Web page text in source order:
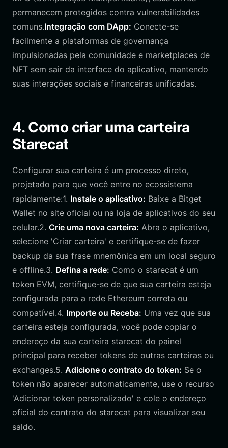
permanecem protegidos contra vulnerabilidades
comuns.Integração com DApp: Conecte-se
facilmente a plataformas de governança
impulsionadas pela comunidade e marketplaces de
NFT sem sair da interface do aplicativo, mantendo
suas interações sociais e financeiras unificadas.
4. Como criar uma carteira
Starecat
Configurar sua carteira é um processo direto,
projetado para que você entre no ecossistema
rapidamente:1. Instale o aplicativo: Baixe a Bitget
Wallet no site oficial ou na loja de aplicativos do seu
celular.2. Crie uma nova carteira: Abra o aplicativo,
selecione 'Criar carteira' e certifique-se de fazer
backup da sua frase mnemônica em um local seguro
e offline.3. Defina a rede: Como o starecat é um
token EVM, certifique-se de que sua carteira esteja
configurada para a rede Ethereum correta ou
compatível.4. Importe ou Receba: Uma vez que sua
carteira esteja configurada, você pode copiar o
endereço da sua carteira starecat do painel
principal para receber tokens de outras carteiras ou
exchanges.5. Adicione o contrato do token: Se o
token não aparecer automaticamente, use o recurso
'Adicionar token personalizado' e cole o endereço
oficial do contrato do starecat para visualizar seu
saldo.